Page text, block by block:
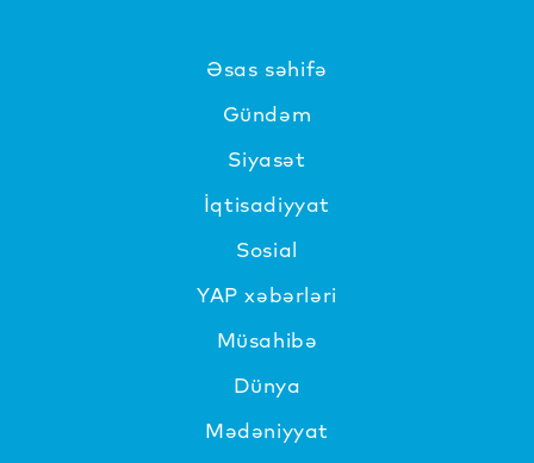
Əsas səhifə
Gündəm
Siyasət
İqtisadiyyat
Sosial
YAP xəbərləri
Müsahibə
Dünya
Mədəniyyat